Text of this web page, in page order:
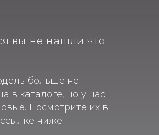
вы не нашли что
больше не
в каталоге, но у нас
Посмотрите их в
ниже!